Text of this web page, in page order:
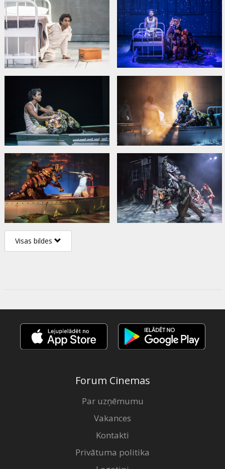
Visas bildes
Forum Cinemas
Par uzņēmumu
Vakances
Kontakti
Privātuma politika